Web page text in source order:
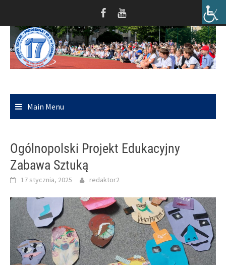
content
Main Menu
Ogólnopolski Projekt Edukacyjny
Zabawa Sztuką
17 stycznia, 2025 redaktor2